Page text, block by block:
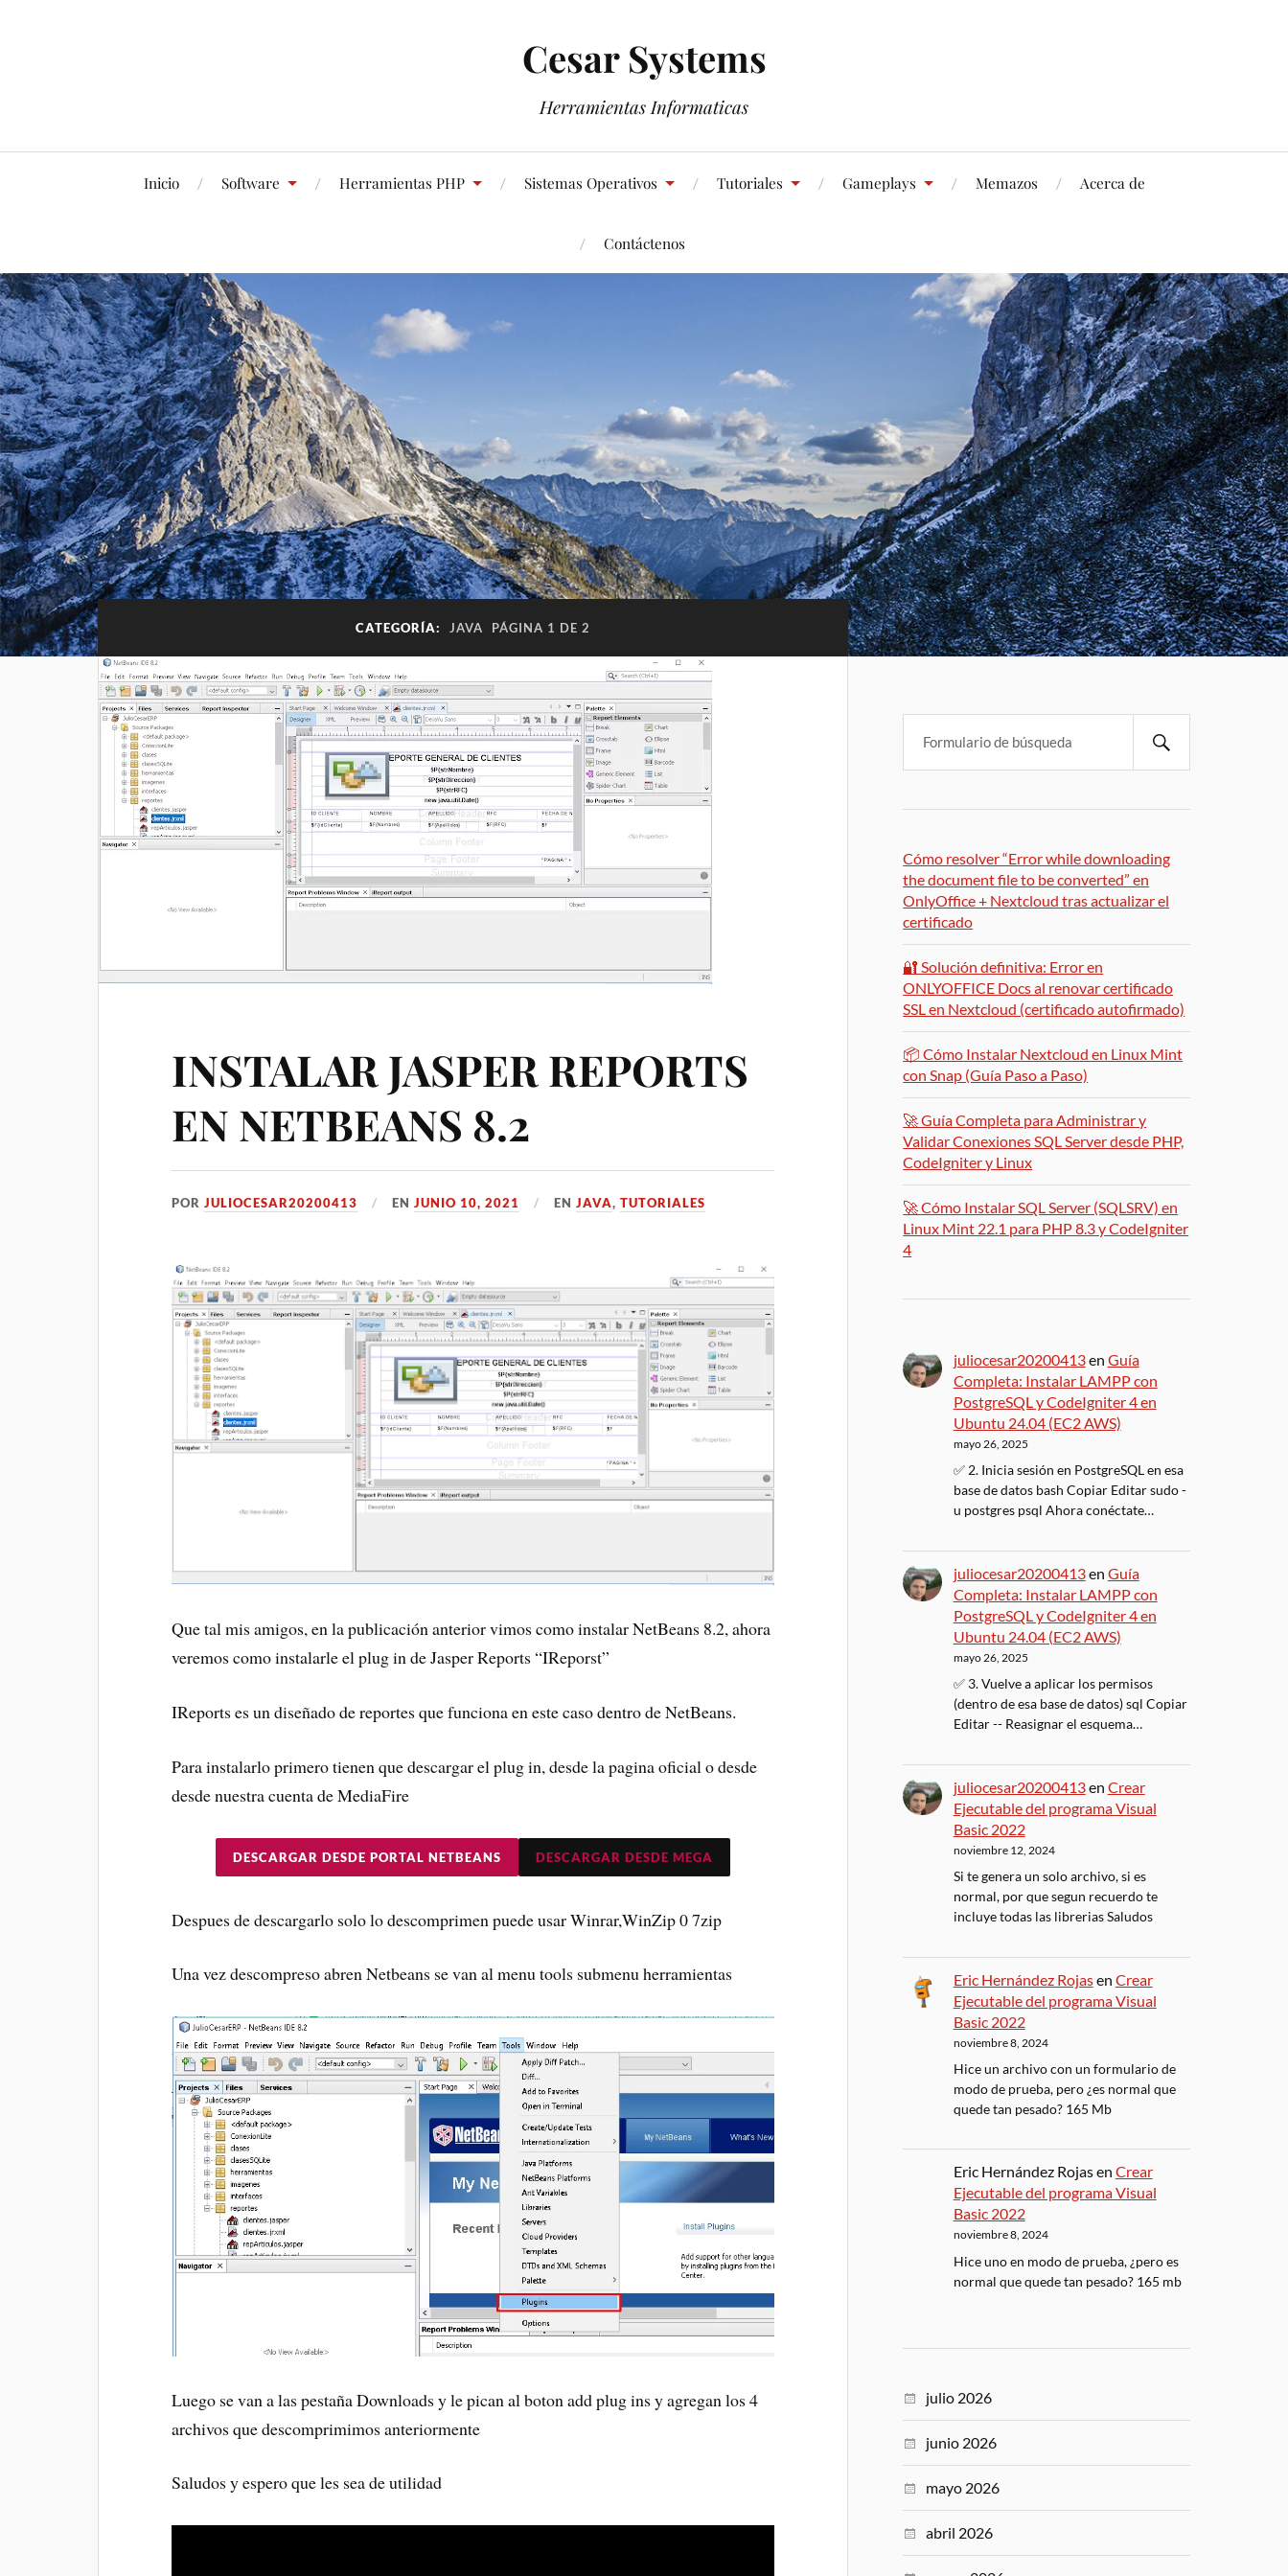
Cesar Systems
Herramientas Informaticas
Inicio Software Herramientas PHP Sistemas Operativos Tutoriales Gameplays Memazos Acerca de
Contáctenos
CATEGORÍA: JAVA PÁGINA 1 DE 2
INSTALAR JASPER REPORTS
EN NETBEANS 8.2
PORJULIOCESAR20200413 ENJUNIO 10, 2021 ENJAVA,TUTORIALES
Que tal mis amigos, en la publicación anterior vimos como instalar NetBeans 8.2, ahora
veremos como instalarle el plug in de Jasper Reports “IReporst”
IReports es un diseñado de reportes que funciona en este caso dentro de NetBeans.
Para instalarlo primero tienen que descargar el plug in, desde la pagina oficial o desde
desde nuestra cuenta de MediaFire
DESCARGAR DESDE PORTAL NETBEANS DESCARGAR DESDE MEGA
Despues de descargarlo solo lo descomprimen puede usar Winrar,WinZip 0 7zip
Una vez descompreso abren Netbeans se van al menu tools submenu herramientas
Luego se van a las pestaña Downloads y le pican al boton add plug ins y agregan los 4
archivos que descomprimimos anteriormente
Saludos y espero que les sea de utilidad
Cómo resolver “Error while downloading
the document file to be converted” en
OnlyOffice + Nextcloud tras actualizar el
certificado
🔐 Solución definitiva: Error en
ONLYOFFICE Docs al renovar certificado
SSL en Nextcloud (certificado autofirmado)
📦 Cómo Instalar Nextcloud en Linux Mint
con Snap (Guía Paso a Paso)
🚀 Guía Completa para Administrar y
Validar Conexiones SQL Server desde PHP,
CodeIgniter y Linux
🚀 Cómo Instalar SQL Server (SQLSRV) en
Linux Mint 22.1 para PHP 8.3 y CodeIgniter
4
juliocesar20200413en Guía
Completa: Instalar LAMPP con
PostgreSQL y CodeIgniter 4 en
Ubuntu 24.04 (EC2 AWS)
mayo 26, 2025
✅ 2. Inicia sesión en PostgreSQL en esa
base de datos bash Copiar Editar sudo -
u postgres psql Ahora conéctate…
juliocesar20200413en Guía
Completa: Instalar LAMPP con
PostgreSQL y CodeIgniter 4 en
Ubuntu 24.04 (EC2 AWS)
mayo 26, 2025
✅ 3. Vuelve a aplicar los permisos
(dentro de esa base de datos) sql Copiar
Editar -- Reasignar el esquema…
juliocesar20200413en Crear
Ejecutable del programa Visual
Basic 2022
noviembre 12, 2024
Si te genera un solo archivo, si es
normal, por que segun recuerdo te
incluye todas las librerias Saludos
Eric Hernández Rojasen Crear
Ejecutable del programa Visual
Basic 2022
noviembre 8, 2024
Hice un archivo con un formulario de
modo de prueba, pero ¿es normal que
quede tan pesado? 165 Mb
Eric Hernández Rojasen Crear
Ejecutable del programa Visual
Basic 2022
noviembre 8, 2024
Hice uno en modo de prueba, ¿pero es
normal que quede tan pesado? 165 mb
julio 2026
junio 2026
mayo 2026
abril 2026